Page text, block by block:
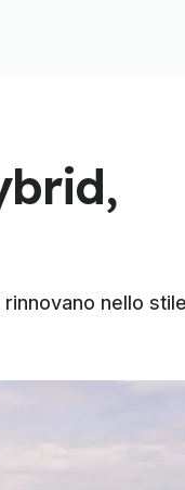
nello